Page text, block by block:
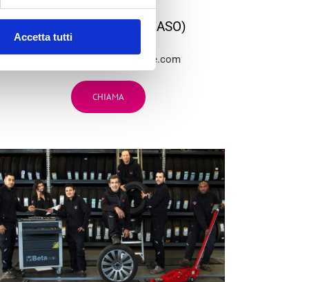
Accetta tutti
VILLANOVA (CASTENASO)
Via Tosarelli, 296/2
bg3team@bolognagomme.com
CHIAMA